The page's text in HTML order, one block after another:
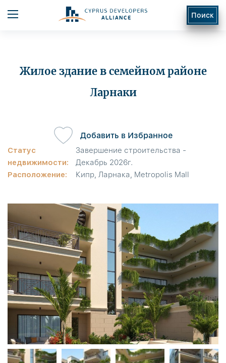
Поиск
Жилое здание в семейном районе
Ларнаки
Статус
недвижимости:
Завершение строительства -
Декабрь 2026г.
Расположение:
Кипр, Ларнака, Metropolis Mall
Добавить в Избранное